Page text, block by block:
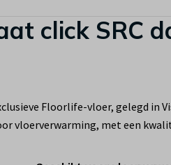
Floorlife-vloer, gelegd in
vloerverwarming, met een